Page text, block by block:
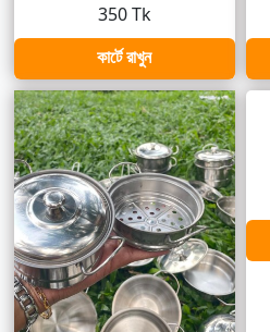
350 Tk
কার্টে রাখুন